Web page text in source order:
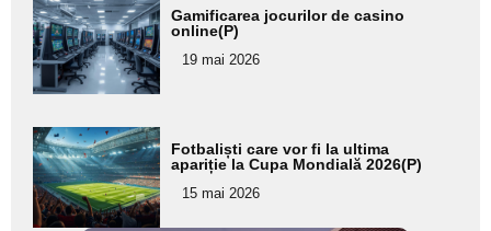
Adaugă
aici textul
pentru
subtitlu
Gamificarea jocurilor de casino
online(P)
19 mai 2026
Adaugă
aici textul
pentru
subtitlu
Fotbaliști care vor fi la ultima
apariție la Cupa Mondială 2026(P)
15 mai 2026